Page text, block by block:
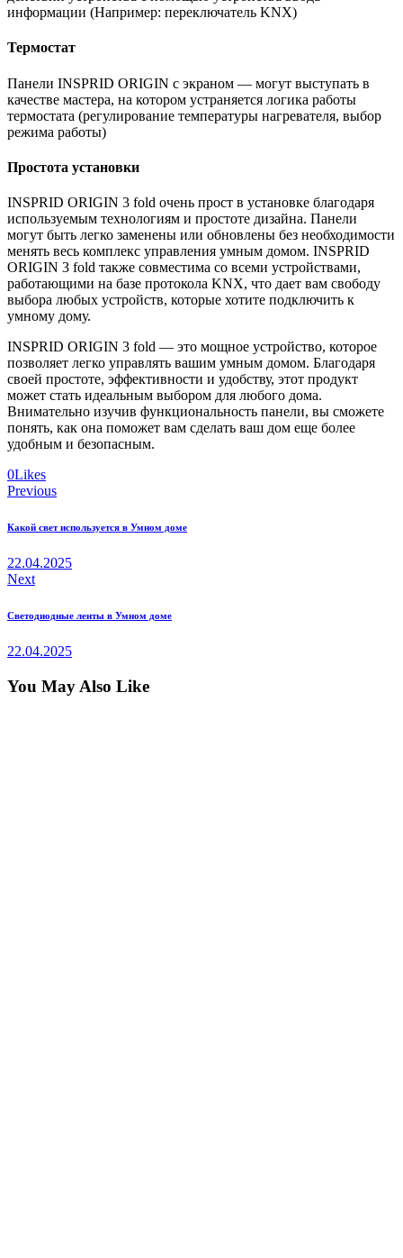
информации (Например: переключатель KNX)
Термостат
Панели INSPRID ORIGIN с экраном — могут выступать в
качестве мастера, на котором устраняется логика работы
термостата (регулирование температуры нагревателя, выбор
режима работы)
Простота установки
INSPRID ORIGIN 3 fold очень прост в установке благодаря
используемым технологиям и простоте дизайна. Панели
могут быть легко заменены или обновлены без необходимости
менять весь комплекс управления умным домом. INSPRID
ORIGIN 3 fold также совместима со всеми устройствами,
работающими на базе протокола KNX, что дает вам свободу
выбора любых устройств, которые хотите подключить к
умному дому.
INSPRID ORIGIN 3 fold — это мощное устройство, которое
позволяет легко управлять вашим умным домом. Благодаря
своей простоте, эффективности и удобству, этот продукт
может стать идеальным выбором для любого дома.
Внимательно изучив функциональность панели, вы сможете
понять, как она поможет вам сделать ваш дом еще более
удобным и безопасным.
0Likes
Навигация
по
Previous
Какой свет используется в Умном доме
22.04.2025
Next
Светодиодные ленты в Умном доме
22.04.2025
You May Also Like